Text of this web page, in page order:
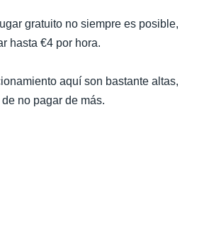
gratuito no siempre es posible,
hasta €4 por hora.
aquí son bastante altas,
no pagar de más.